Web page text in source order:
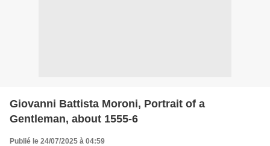
Giovanni Battista Moroni, Portrait of a
Gentleman, about 1555-6
Publié le 24/07/2025 à 04:59